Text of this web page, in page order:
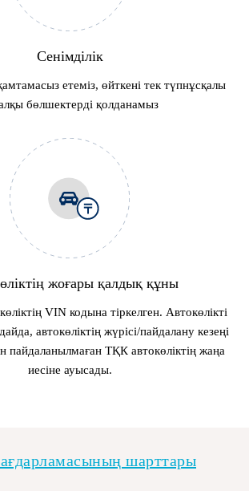
Сенімділік
қамтамасыз етеміз, өйткені тек түпнұсқалы
бөлшектерді қолданамыз
жоғары қалдық құны
VIN кодына тіркелген. Автокөлікті
автокөліктің жүрісі/пайдалану кезеңі
пайдаланылмаған ТҚК автокөліктің жаңа
иесіне ауысады.
шарттары